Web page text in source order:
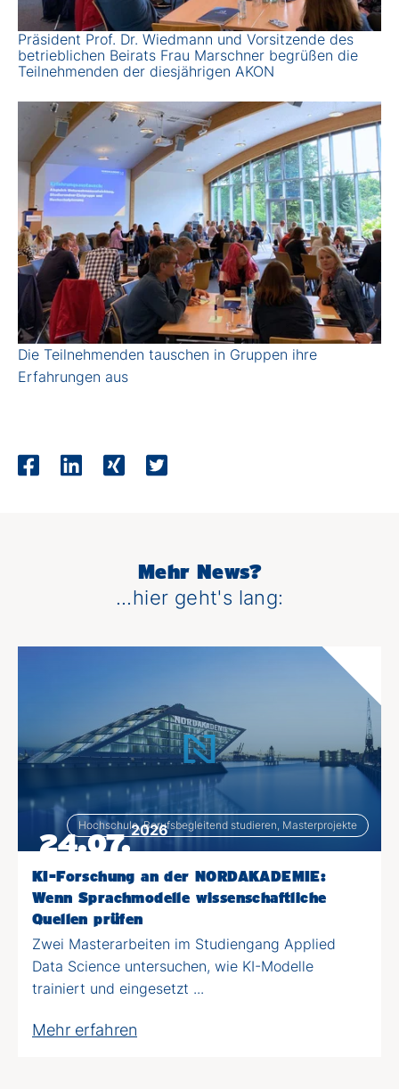
Präsident Prof. Dr. Wiedmann und Vorsitzende des
betrieblichen Beirats Frau Marschner begrüßen die
Teilnehmenden der diesjährigen AKON
Die Teilnehmenden tauschen in Gruppen ihre
Erfahrungen aus
Mehr News?
...hier geht's lang:
Hochschule, Berufsbegleitend studieren, Masterprojekte
24.07.2026
KI-Forschung an der NORDAKADEMIE:
Wenn Sprachmodelle wissenschaftliche
Quellen prüfen
Zwei Masterarbeiten im Studiengang Applied
Data Science untersuchen, wie KI-Modelle
trainiert und eingesetzt ...
Mehr erfahren